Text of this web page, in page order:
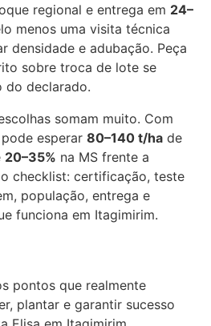
regional e entrega em 24–
menos uma visita técnica
densidade e adubação. Peça
sobre troca de lote se
do declarado.
somam muito. Com
esperar 80–140 t/ha de
20–35% na MS frente a
checklist: certificação, teste
população, entrega e
funciona em Itagimirim.
pontos que realmente
plantar e garantir sucesso